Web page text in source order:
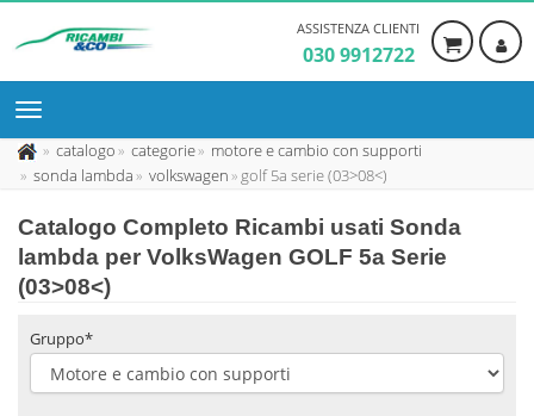
ASSISTENZA CLIENTI
030 9912722
catalogo categorie
motore e cambio con supporti
sonda lambda
volkswagen golf 5a serie (03>08<)
Catalogo Completo Ricambi usati Sonda
lambda per VolksWagen GOLF 5a Serie
(03>08<)
Gruppo*